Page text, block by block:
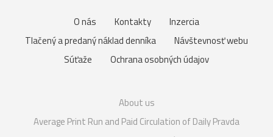
O nás Kontakty
Inzercia
Tlačený a predaný náklad denníka
Návštevnosť webu
Súťaže
Ochrana osobných údajov
About us
Average Print Run and Paid Circulation of Daily Pravda